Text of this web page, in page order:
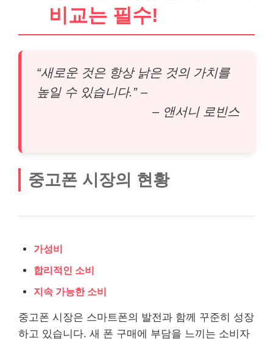
비교는 필수!
“새로운 것은 항상 낡은 것의 가치를
높일 수 있습니다.” –
– 앤서니 로빈스
중고폰 시장의 현황
가성비
합리적인 소비
지속 가능한 소비
중고폰 시장은 스마트폰의 발전과 함께 꾸준히 성장
하고 있습니다. 새 폰 구매에 부담을 느끼는 소비자